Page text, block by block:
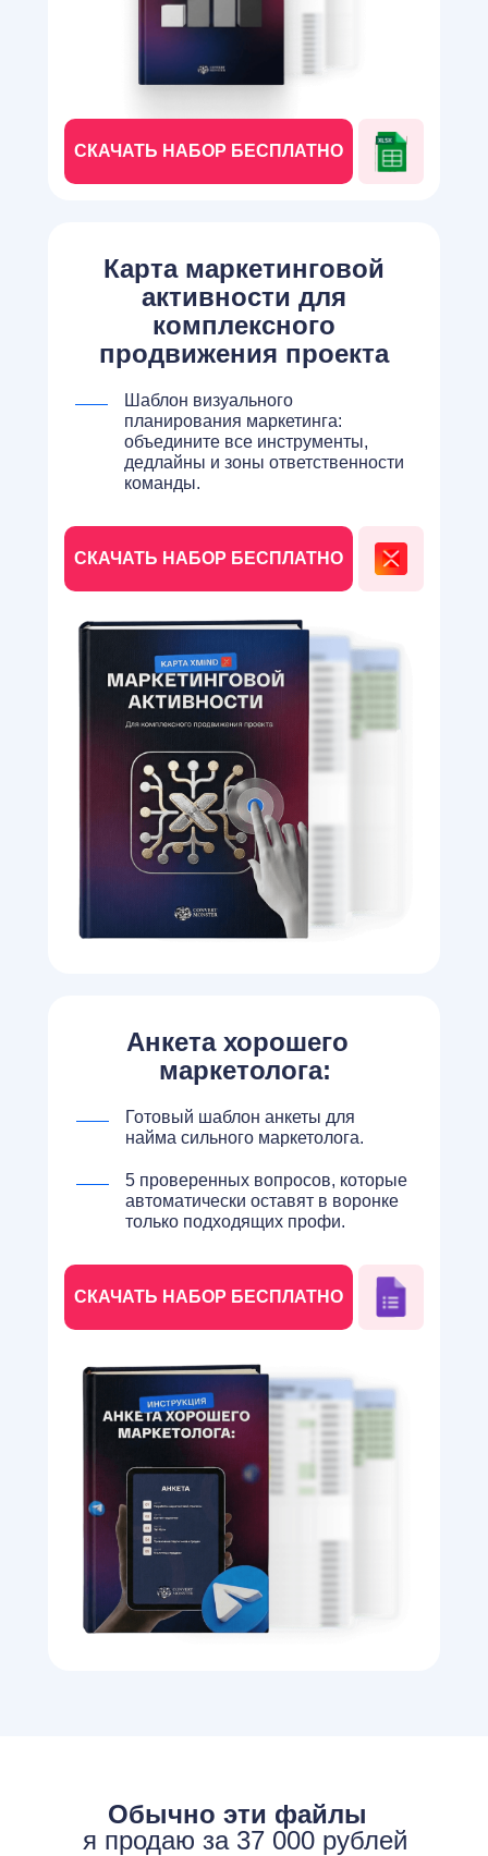
СКАЧАТЬ НАБОР БЕСПЛАТНО
Карта маркетинговой
активности для
комплексного
продвижения проекта
Шаблон визуального
планирования маркетинга:
объедините все инструменты,
дедлайны и зоны ответственности
команды.
СКАЧАТЬ НАБОР БЕСПЛАТНО
Анкета хорошего
маркетолога:
5 проверенных вопросов, которые
автоматически оставят в воронке
только подходящих профи.
Готовый шаблон анкеты для
найма сильного маркетолога.
СКАЧАТЬ НАБОР БЕСПЛАТНО
Обычно эти файлы
я продаю за 37 000 рублей